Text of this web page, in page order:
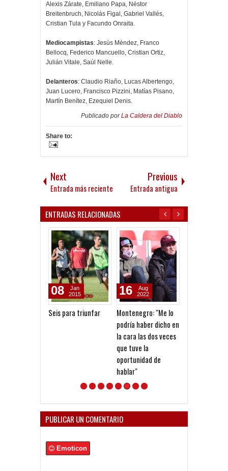
Alexis Zárate, Emiliano Papa, Néstor
Breitenbruch, Nicolás Figal, Gabriel Vallés,
Cristian Tula y Facundo Onraita.
Mediocampistas: Jesús Méndez, Franco
Bellocq, Federico Mancuello, Cristian Ortiz,
Julián Vitale, Saúl Nelle.
Delanteros: Claudio Riaño, Lucas Albertengo,
Juan Lucero, Francisco Pizzini, Matías Pisano,
Martín Benítez, Ezequiel Denis.
Publicado porLa Caldera del Diablo
Share to:
Next
Entrada más reciente
Previous
Entrada antigua
ENTRADAS RELACIONADAS
Seis para triunfar
08
Jan
2015
Montenegro: "Me lo
podría haber dicho en
la cara las dos veces
que tuve la
oportunidad de
hablar"
16
Aug
2022
PUBLICAR UN COMENTARIO
Emoticon